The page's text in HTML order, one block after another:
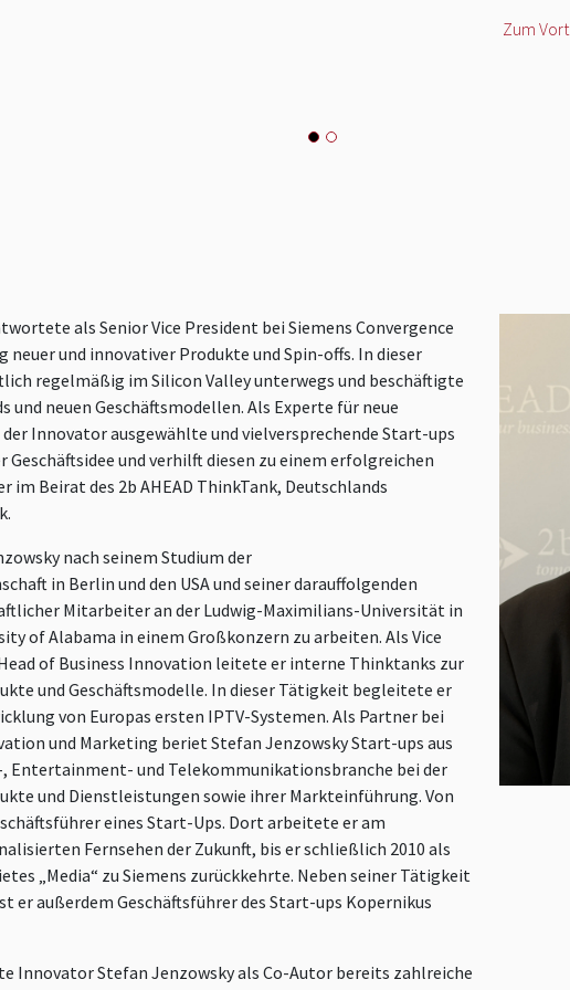
Zum
als Senior Vice President bei Siemens Convergence
neuer und innovativer Produkte und Spin-offs. In dieser
regelmäßig im Silicon Valley unterwegs und beschäftigte
und neuen Geschäftsmodellen. Als Experte für neue
Innovator ausgewählte und vielversprechende Start-ups
Geschäftsidee und verhilft diesen zu einem erfolgreichen
im Beirat des 2b AHEAD ThinkTank, Deutschlands
nach seinem Studium der
in Berlin und den USA und seiner darauffolgenden
Mitarbeiter an der Ludwig-Maximilians-Universität in
of Alabama in einem Großkonzern zu arbeiten. Als Vice
of Business Innovation leitete er interne Thinktanks zur
und Geschäftsmodelle. In dieser Tätigkeit begleitete er
von Europas ersten IPTV-Systemen. Als Partner bei
und Marketing beriet Stefan Jenzowsky Start-ups aus
Entertainment- und Telekommunikationsbranche bei der
und Dienstleistungen sowie ihrer Markteinführung. Von
eines Start-Ups. Dort arbeitete er am
Fernsehen der Zukunft, bis er schließlich 2010 als
„Media“ zu Siemens zurückkehrte. Neben seiner Tätigkeit
er außerdem Geschäftsführer des Start-ups Kopernikus
Innovator Stefan Jenzowsky als Co-Autor bereits zahlreiche